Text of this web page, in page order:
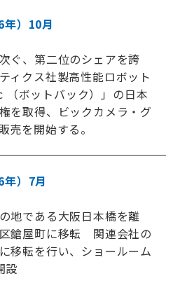
） 10月
ぐ、第二位のシェアを誇
ィクス社製高性能ロボット
ボットバック）」の日本
を取得、ビックカメラ・グ
売を開始する。
） 7月
地である大阪日本橋を離
鎗屋町に移転 関連会社の
移転を行い、ショールーム
設